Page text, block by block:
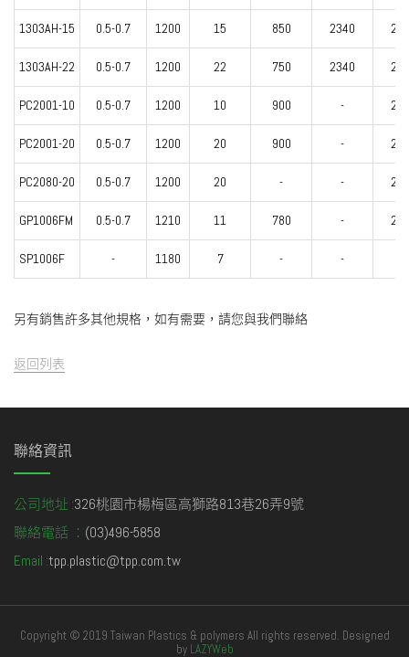
1303AH-15 0.5-0.7 1200 15 850 2340
1303AH-22 0.5-0.7 1200 22 750 2340
PC2001-10 0.5-0.7 1200 10 900 -
PC2001-20 0.5-0.7 1200 20 900 -
PC2080-20 0.5-0.7 1200 20 - -
GP1006FM 0.5-0.7 1210 11 780 -
SP1006F - 1180 7 - -
另有銷售許多其他規格，如有需要，請您與我們聯絡
返回列表
聯絡資訊
公司地址 :326桃園市楊梅區高獅路813巷26弄9號
聯絡電話 ： (03)496-5858
Email :tpp.plastic@tpp.com.tw
Copyright © 2019 Taiwan Plastics & polymers All rights reserved. Designed
by LAZYWeb